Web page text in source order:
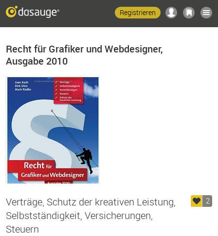
Registrieren
Recht für Grafiker und Webdesigner,
Ausgabe 2010
2
Verträge, Schutz der kreativen Leistung,
Selbstständigkeit, Versicherungen,
Steuern